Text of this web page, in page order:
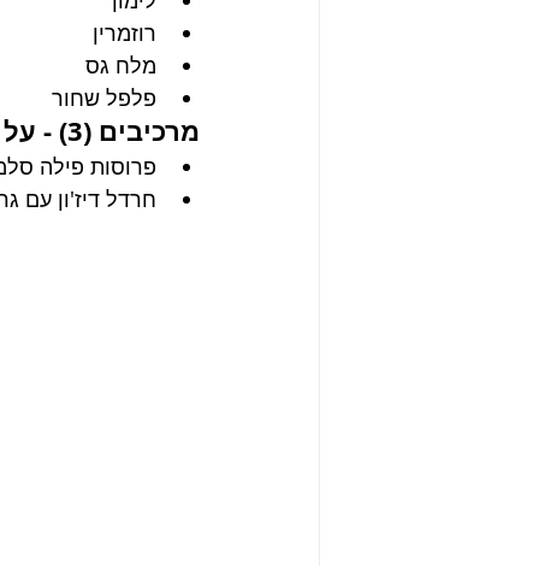
רוזמרין
מלח גס
פלפל שחור
מרכיבים (3) - על בסיס חרדל
פרוסות פילה
חרדל דיז'ון עם